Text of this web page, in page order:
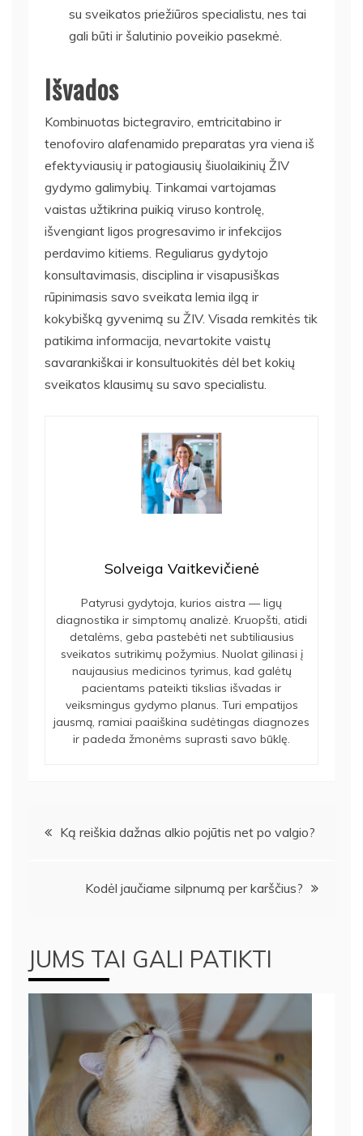
su sveikatos priežiūros specialistu, nes tai
gali būti ir šalutinio poveikio pasekmė.
Išvados
Kombinuotas bictegraviro, emtricitabino ir
tenofoviro alafenamido preparatas yra viena iš
efektyviausių ir patogiausių šiuolaikinių ŽIV
gydymo galimybių. Tinkamai vartojamas
vaistas užtikrina puikią viruso kontrolę,
išvengiant ligos progresavimo ir infekcijos
perdavimo kitiems. Reguliarus gydytojo
konsultavimasis, disciplina ir visapusiškas
rūpinimasis savo sveikata lemia ilgą ir
kokybišką gyvenimą su ŽIV. Visada remkitės tik
patikima informacija, nevartokite vaistų
savarankiškai ir konsultuokitės dėl bet kokių
sveikatos klausimų su savo specialistu.
Solveiga Vaitkevičienė
Patyrusi gydytoja, kurios aistra — ligų
diagnostika ir simptomų analizė. Kruopšti, atidi
detalėms, geba pastebėti net subtiliausius
sveikatos sutrikimų požymius. Nuolat gilinasi į
naujausius medicinos tyrimus, kad galėtų
pacientams pateikti tikslias išvadas ir
veiksmingus gydymo planus. Turi empatijos
jausmą, ramiai paaiškina sudėtingas diagnozes
ir padeda žmonėms suprasti savo būklę.
Navigacija
Ką reiškia dažnas alkio pojūtis net po valgio?
Kodėl jaučiame silpnumą per karščius?
JUMS TAI GALI PATIKTI